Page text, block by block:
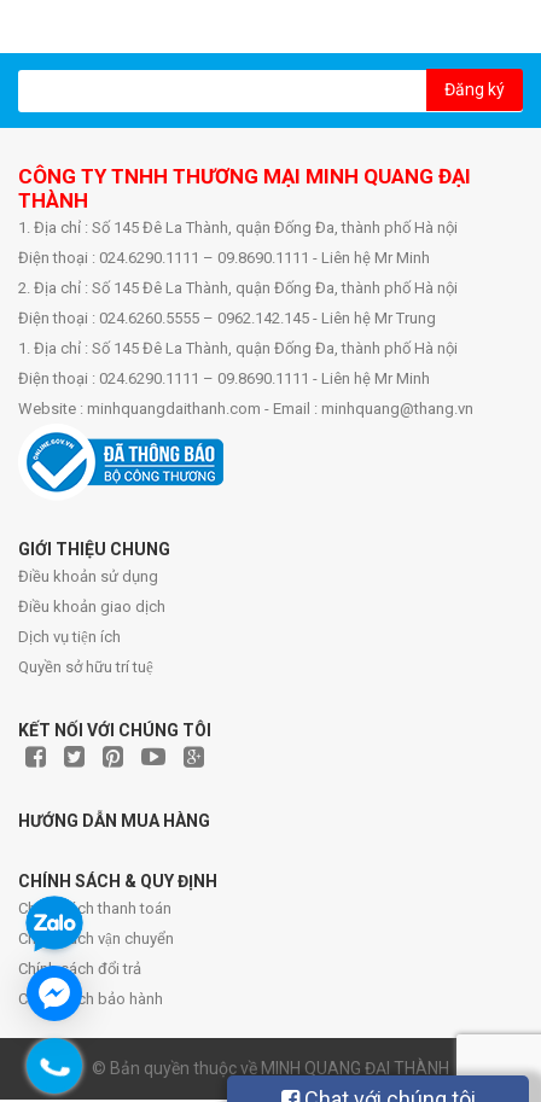
Đăng ký
CÔNG TY TNHH THƯƠNG MẠI MINH QUANG ĐẠI
THÀNH
1. Địa chỉ : Số 145 Đê La Thành, quận Đống Đa, thành phố Hà nội
Điện thoại : 024.6290.1111 – 09.8690.1111 - Liên hệ Mr Minh
2. Địa chỉ : Số 145 Đê La Thành, quận Đống Đa, thành phố Hà nội
Điện thoại : 024.6260.5555 – 0962.142.145 - Liên hệ Mr Trung
1. Địa chỉ : Số 145 Đê La Thành, quận Đống Đa, thành phố Hà nội
Điện thoại : 024.6290.1111 – 09.8690.1111 - Liên hệ Mr Minh
Website : minhquangdaithanh.com - Email : minhquang@thang.vn
GIỚI THIỆU CHUNG
Điều khoản sử dụng
Điều khoản giao dịch
Dịch vụ tiện ích
Quyền sở hữu trí tuệ
KẾT NỐI VỚI CHÚNG TÔI
HƯỚNG DẪN MUA HÀNG
CHÍNH SÁCH & QUY ĐỊNH
Chính sách thanh toán
Chính sách vận chuyển
Chính sách đổi trả
Chính sách bảo hành
© Bản quyền thuộc về MINH QUANG ĐẠI THÀNH